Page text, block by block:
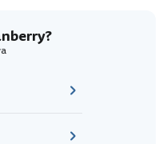
části Canberry kolem
[btn "Hotely se slevou v
city/au/me